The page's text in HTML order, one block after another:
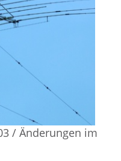
/ Änderungen im